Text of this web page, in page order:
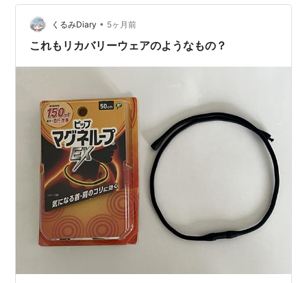
ました ずっと前に注文した自分の商品が届かなくて 今売
ってる商品が明日配…
くるみDiary • 5ヶ月前
これもリカバリーウェアのようなもの？